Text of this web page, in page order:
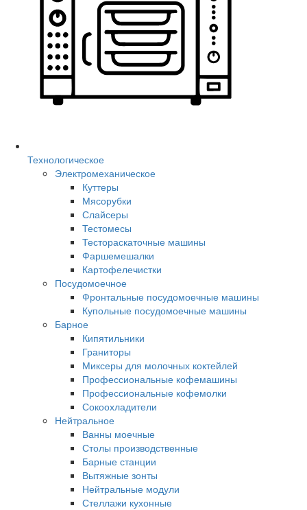
Технологическое
Электромеханическое
Куттеры
Мясорубки
Слайсеры
Тестомесы
Тестораскаточные машины
Фаршемешалки
Картофелечистки
Посудомоечное
Фронтальные посудомоечные машины
Купольные посудомоечные машины
Барное
Кипятильники
Граниторы
Миксеры для молочных коктейлей
Профессиональные кофемашины
Профессиональные кофемолки
Сокоохладители
Нейтральное
Ванны моечные
Столы производственные
Барные станции
Вытяжные зонты
Нейтральные модули
Стеллажи кухонные